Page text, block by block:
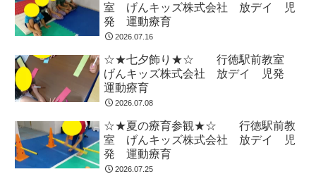
室 げんキッズ株式会社 放デイ 児
発 運動療育
2026.07.16
☆★七夕飾り★☆ 行徳駅前教室
げんキッズ株式会社 放デイ 児発
運動療育
2026.07.08
☆★夏の療育参観★☆ 行徳駅前教
室 げんキッズ株式会社 放デイ 児
発 運動療育
2026.07.25